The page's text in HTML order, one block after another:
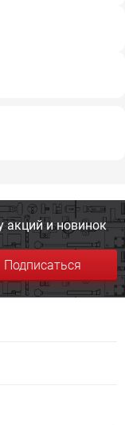
акций и новинок
Подписаться